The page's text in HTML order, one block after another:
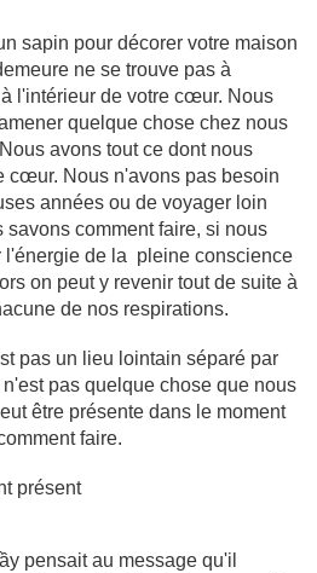
sapin pour décorer votre maison
ne se trouve pas à
l'intérieur de votre cœur. Nous
quelque chose chez nous
avons tout ce dont nous
cœur. Nous n'avons pas besoin
années ou de voyager loin
savons comment faire, si nous
l'énergie de la pleine conscience
on peut y revenir tout de suite à
de nos respirations.
pas un lieu lointain séparé par
pas quelque chose que nous
être présente dans le moment
faire.
présent
pensait au message qu'il